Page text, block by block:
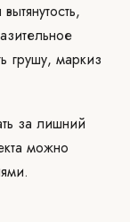
грушу, маркиз
за лишний
можно